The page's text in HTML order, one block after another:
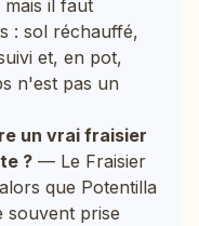
il faut
: sol réchauffé,
et, en pot,
n'est pas un
un vrai fraisier
? — Le Fraisier
que Potentilla
souvent prise